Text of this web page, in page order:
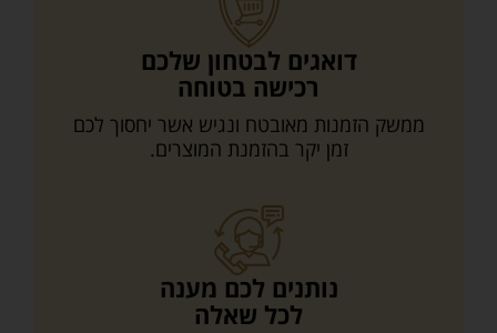
דואגים לבטחון שלכם
רכישה בטוחה
ממשק הזמנות מאובטח ונגיש אשר יחסוך לכם
זמן יקר בהזמנת המוצרים.
נותנים לכם מענה
לכל שאלה